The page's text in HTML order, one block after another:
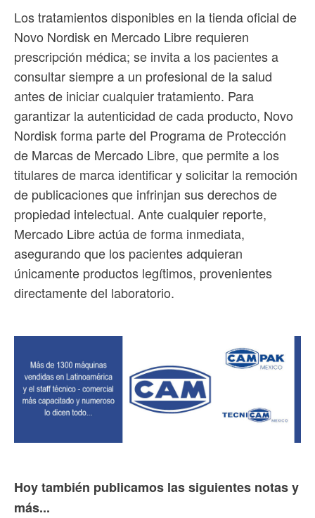
Los tratamientos disponibles en la tienda oficial de
Novo Nordisk en Mercado Libre requieren
prescripción médica; se invita a los pacientes a
consultar siempre a un profesional de la salud
antes de iniciar cualquier tratamiento. Para
garantizar la autenticidad de cada producto, Novo
Nordisk forma parte del Programa de Protección
de Marcas de Mercado Libre, que permite a los
titulares de marca identificar y solicitar la remoción
de publicaciones que infrinjan sus derechos de
propiedad intelectual. Ante cualquier reporte,
Mercado Libre actúa de forma inmediata,
asegurando que los pacientes adquieran
únicamente productos legítimos, provenientes
directamente del laboratorio.
Hoy también publicamos las siguientes notas y
más...